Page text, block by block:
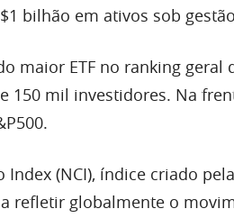
bilhão em ativos sob
maior ETF no ranking geral
150 mil investidores. Na
Index (NCI), índice criado
refletir globalmente o